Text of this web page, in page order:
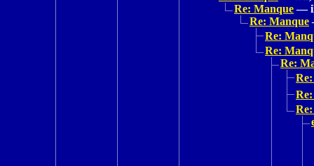
Re: Manque —
Re: Manque
Re:
Re:
Re: